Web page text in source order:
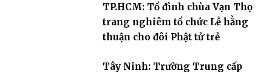
TP.HCM: Tổ đình chùa Vạn Thọ
trang nghiêm tổ chức Lễ hằng
thuận cho đôi Phật tử trẻ
Tây Ninh: Trường Trung cấp